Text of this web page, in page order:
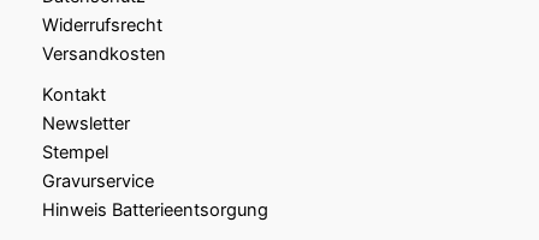
Widerrufsrecht
Versandkosten
Kontakt
Newsletter
Stempel
Gravurservice
Hinweis Batterieentsorgung